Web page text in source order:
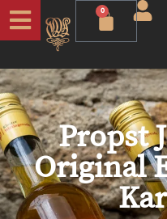
0
Propst
Original